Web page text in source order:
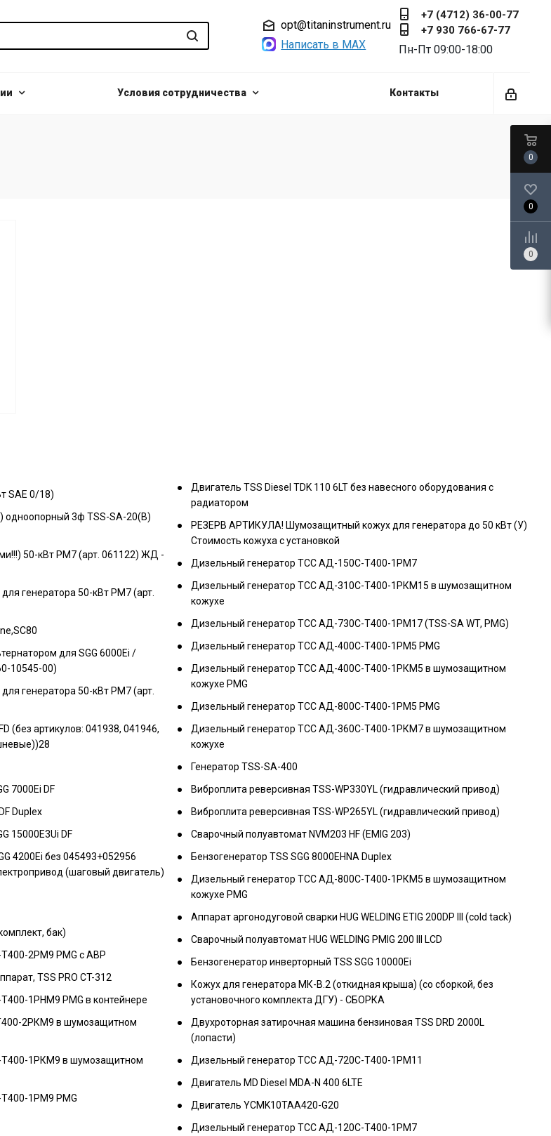
opt@titaninstrument.ru
Написать в MAX
+7 (4712) 36-00-77
+7 930 766-67-77
Пн-Пт 09:00-18:00
Условия сотрудничества Контакты
SAE 0/18)
одноопорный 3ф TSS-SA-20(B)
50-кВт РМ7 (арт. 061122) ЖД -
генератора 50-кВт РМ7 (арт.
для SGG 6000Ei /
10545-00)
генератора 50-кВт РМ7 (арт.
(без артикулов: 041938, 041946,
7000Ei DF
Duplex
15000E3Ui DF
4200Ei без 045493+052956
(шаговый двигатель)
бак)
2РМ9 PMG c АВР
TSS PRO CT-312
1РНМ9 PMG в контейнере
2РКМ9 в шумозащитном
1РКМ9 в шумозащитном
1РМ9 PMG
Двигатель TSS Diesel TDK 110 6LT без навесного оборудования с
радиатором
РЕЗЕРВ АРТИКУЛА! Шумозащитный кожух для генератора до 50 кВт (У)
Стоимость кожуха с установкой
Дизельный генератор ТСС АД-150С-Т400-1РМ7
Дизельный генератор ТСС АД-310С-Т400-1РКМ15 в шумозащитном
кожухе
Дизельный генератор ТСС АД-730С-Т400-1РМ17 (TSS-SA WT, PMG)
Дизельный генератор ТСС АД-400С-Т400-1РМ5 PMG
Дизельный генератор ТСС АД-400С-Т400-1РКМ5 в шумозащитном
кожухе PMG
Дизельный генератор ТСС АД-800С-Т400-1РМ5 PMG
Дизельный генератор ТСС АД-360С-Т400-1РКМ7 в шумозащитном
кожухе
Генератор TSS-SA-400
Виброплита реверсивная TSS-WP330YL (гидравлический привод)
Виброплита реверсивная TSS-WP265YL (гидравлический привод)
Сварочный полуавтомат NVM203 HF (EMIG 203)
Бензогенератор TSS SGG 8000EHNA Duplex
Дизельный генератор ТСС АД-800С-Т400-1РКМ5 в шумозащитном
кожухе PMG
Аппарат аргонодуговой сварки HUG WELDING ETIG 200DP III (cold tack)
Сварочный полуавтомат HUG WELDING PMIG 200 III LCD
Бензогенератор инверторный TSS SGG 10000Ei
Кожух для генератора МК-В.2 (откидная крыша) (со сборкой, без
установочного комплекта ДГУ) - СБОРКА
Двухроторная затирочная машина бензиновая TSS DRD 2000L
(лопасти)
Дизельный генератор ТСС АД-720С-Т400-1РМ11
Двигатель MD Diesel MDA-N 400 6LTE
Двигатель YCMK10TAA420-G20
Дизельный генератор ТСС АД-120С-Т400-1РМ7
0
0
0